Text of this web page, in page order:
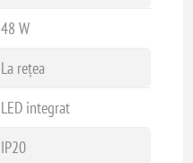
48 W
La rețea
LED integrat
IP20